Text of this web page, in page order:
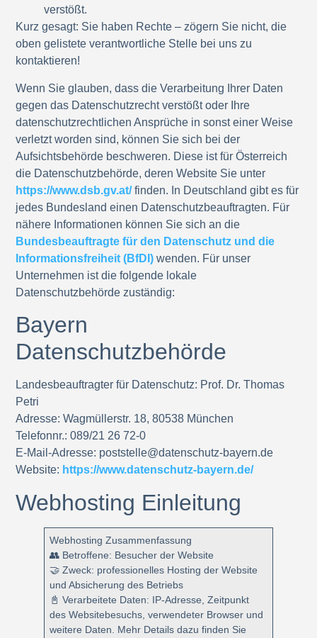
verstößt.
Kurz gesagt: Sie haben Rechte – zögern Sie nicht, die
oben gelistete verantwortliche Stelle bei uns zu
kontaktieren!
Wenn Sie glauben, dass die Verarbeitung Ihrer Daten
gegen das Datenschutzrecht verstößt oder Ihre
datenschutzrechtlichen Ansprüche in sonst einer Weise
verletzt worden sind, können Sie sich bei der
Aufsichtsbehörde beschweren. Diese ist für Österreich
die Datenschutzbehörde, deren Website Sie unter
https://www.dsb.gv.at/finden. In Deutschland gibt es für
jedes Bundesland einen Datenschutzbeauftragten. Für
nähere Informationen können Sie sich an die
Bundesbeauftragte für den Datenschutz und die
Informationsfreiheit (BfDI)wenden. Für unser
Unternehmen ist die folgende lokale
Datenschutzbehörde zuständig:
Bayern
Datenschutzbehörde
Landesbeauftragter für Datenschutz: Prof. Dr. Thomas
Petri
Adresse: Wagmüllerstr. 18, 80538 München
Telefonnr.: 089/21 26 72-0
E-Mail-Adresse: poststelle@datenschutz-bayern.de
Website: https://www.datenschutz-bayern.de/
Webhosting Einleitung
Webhosting Zusammenfassung
👥 Betroffene: Besucher der Website
🤝 Zweck: professionelles Hosting der Website
und Absicherung des Betriebs
📓 Verarbeitete Daten: IP-Adresse, Zeitpunkt
des Websitebesuchs, verwendeter Browser und
weitere Daten. Mehr Details dazu finden Sie